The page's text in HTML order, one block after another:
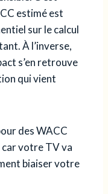
estimé est
sur le calcul
À l’inverse,
s’en retrouve
qui vient
des WACC
votre TV va
biaiser votre